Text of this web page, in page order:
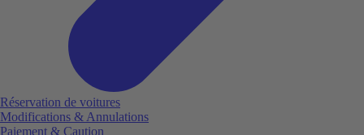
Réservation de voitures
Modifications & Annulations
Paiement & Caution